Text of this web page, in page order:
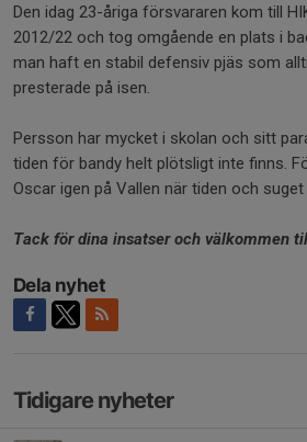
Den idag 23-åriga försvararen kom till
2012/22 och tog omgående en plats i
man haft en stabil defensiv pjäs som
presterade på isen.
Persson har mycket i skolan och sitt
tiden för bandy helt plötsligt inte finns.
Oscar igen på Vallen när tiden och suget
Tack för dina insatser och välkommen
Dela nyhet
Tidigare nyheter